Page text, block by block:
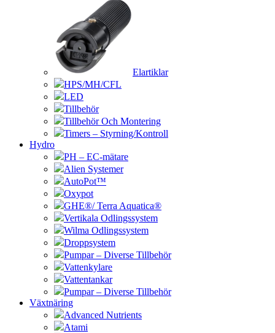
Elartiklar
HPS/MH/CFL
LED
Tillbehör
Tillbehör Och Montering
Timers – Styrning/Kontroll
Hydro
PH – EC-mätare
Alien Systemer
AutoPot™
Oxypot
GHE®/ Terra Aquatica®
Vertikala Odlingssystem
Wilma Odlingssystem
Droppsystem
Pumpar – Diverse Tillbehör
Vattenkylare
Vattentankar
Pumpar – Diverse Tillbehör
Växtnäring
Advanced Nutrients
Atami